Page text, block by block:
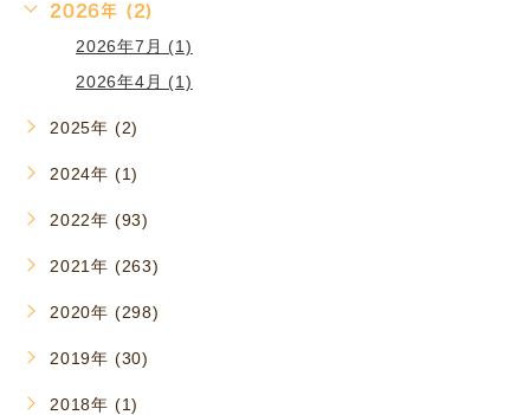
2026年 (2)
2026年7月 (1)
2026年4月 (1)
2025年 (2)
2024年 (1)
2022年 (93)
2021年 (263)
2020年 (298)
2019年 (30)
2018年 (1)